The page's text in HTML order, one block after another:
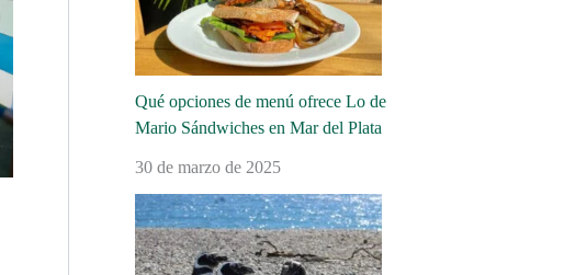
Qué opciones de menú ofrece Lo de
Mario Sándwiches en Mar del Plata
30 de marzo de 2025